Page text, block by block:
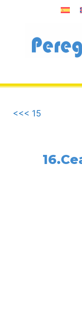
.
<<< 15